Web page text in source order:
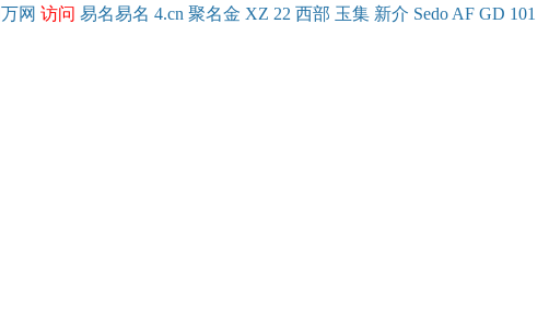
万网 访问 易名易名 4.cn 聚名金 XZ 22 西部 玉集 新介 Sedo AF GD 101